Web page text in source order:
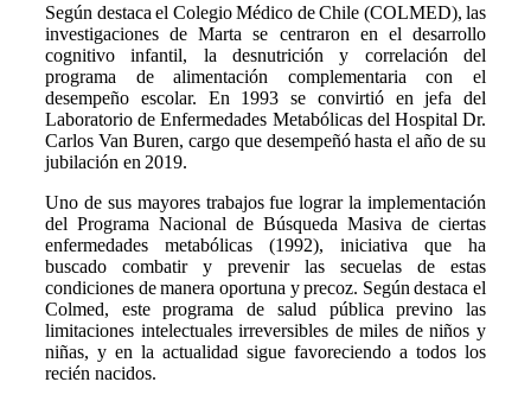
Según destaca el Colegio Médico de Chile (COLMED), las
investigaciones de Marta se centraron en el desarrollo
cognitivo infantil, la desnutrición y correlación del
programa de alimentación complementaria con el
desempeño escolar. En 1993 se convirtió en jefa del
Laboratorio de Enfermedades Metabólicas del Hospital Dr.
Carlos Van Buren, cargo que desempeñó hasta el año de su
jubilación en 2019.
Uno de sus mayores trabajos fue lograr la implementación
del Programa Nacional de Búsqueda Masiva de ciertas
enfermedades metabólicas (1992), iniciativa que ha
buscado combatir y prevenir las secuelas de estas
condiciones de manera oportuna y precoz. Según destaca el
Colmed, este programa de salud pública previno las
limitaciones intelectuales irreversibles de miles de niños y
niñas, y en la actualidad sigue favoreciendo a todos los
recién nacidos.